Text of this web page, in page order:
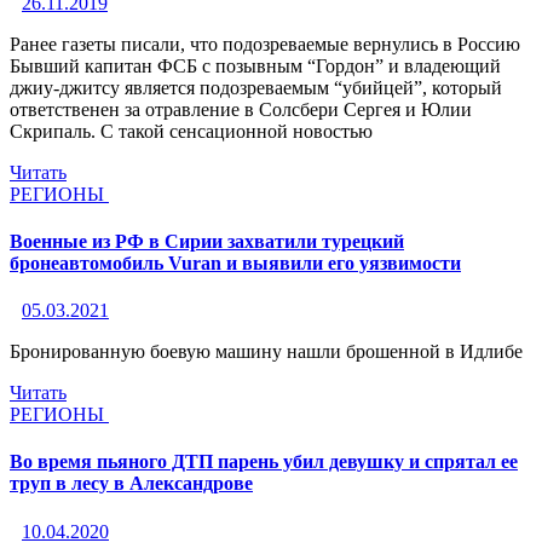
Ранее газеты писали, что подозреваемые вернулись в Россию
Бывший капитан ФСБ с позывным “Гордон” и владеющий
джиу-джитсу является подозреваемым “убийцей”, который
ответственен за отравление в Солсбери Сергея и Юлии
Скрипаль. С такой сенсационной новостью
Читать
РЕГИОНЫ
Военные из РФ в Сирии захватили турецкий
бронеавтомобиль Vuran и выявили его уязвимости
05.03.2021
Бронированную боевую машину нашли брошенной в Идлибе
Читать
РЕГИОНЫ
Во время пьяного ДТП парень убил девушку и спрятал ее
труп в лесу в Александрове
10.04.2020